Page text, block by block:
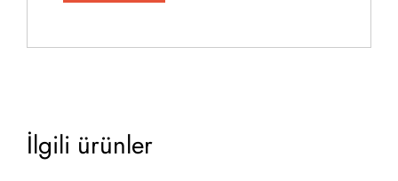
İlgili ürünler